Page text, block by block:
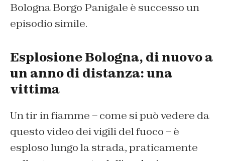
Bologna Borgo Panigale è successo un
episodio simile.
Esplosione Bologna, di nuovo a
un anno di distanza: una
vittima
Un tir in fiamme – come si può vedere da
questo video dei vigili del fuoco – è
esploso lungo la strada, praticamente